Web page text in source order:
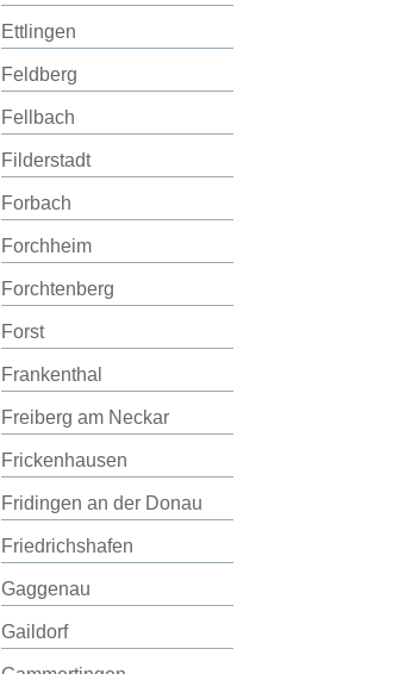
Ettlingen
Feldberg
Fellbach
Filderstadt
Forbach
Forchheim
Forchtenberg
Forst
Frankenthal
Freiberg am Neckar
Frickenhausen
Fridingen an der Donau
Friedrichshafen
Gaggenau
Gaildorf